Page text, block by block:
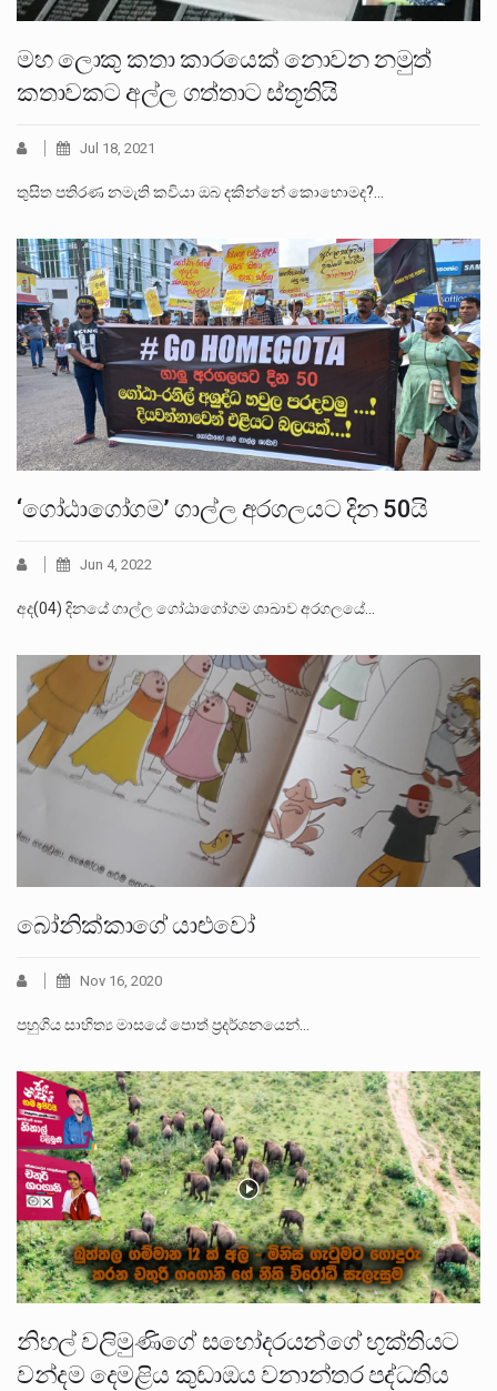
මහ ලොකු කතා කාරයෙක් නොවන නමුත්
කතාවකට අල්ල ගත්තාට ස්තූතියි
Jul 18, 2021
තුසිත පතිරණ නමැති කවියා ඔබ දකින්නේ කොහොමද?…
‘ගෝඨාගෝගම’ ගාල්ල අරගලයට දින 50යි
Jun 4, 2022
අද(04) දිනයේ ගාල්ල ගෝඨාගෝගම ශාඛාව අරගලයේ…
බෝනික්කාගේ යාළුවෝ
Nov 16, 2020
පහුගිය සාහිත්‍ය මාසයේ පොත් ප්‍රදර්ශනයෙන්…
නිහල් වලිමුණිගේ සහෝදරයන්ගේ භුක්තියට
වන්දම දෙමළිය කුඩාඔය වනාන්තර පද්ධතිය